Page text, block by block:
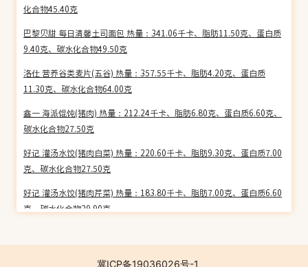
化合物45.40克
巴黎贝甜 每日清馨土司面包 热量：341.06千卡、脂肪11.50克、蛋白质
9.40克、碳水化合物49.50克
洛仕 营养谷类麦片(五谷) 热量：357.55千卡、脂肪4.20克、蛋白质
11.30克、碳水化合物64.00克
鑫一 海派馄饨(猪肉) 热量：212.24千卡、脂肪6.80克、蛋白质6.60克、
碳水化合物27.50克
好记 灌汤水饺(猪肉白菜) 热量：220.60千卡、脂肪9.30克、蛋白质7.00
克、碳水化合物27.50克
好记 灌汤水饺(猪肉芹菜) 热量：183.80千卡、脂肪7.00克、蛋白质6.60
克、碳水化合物29.90克
合物48.10克
冀ICP备19036026号-1